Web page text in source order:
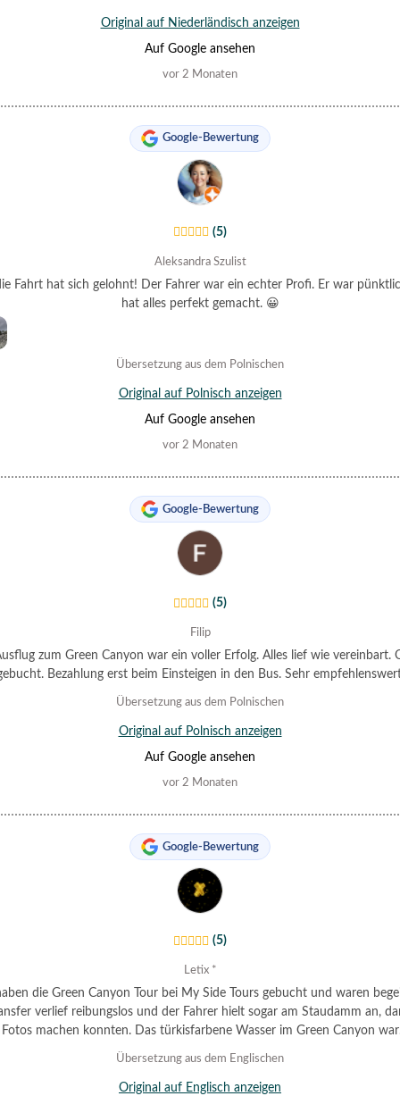
Original auf Niederländisch anzeigen
Auf Google ansehen
vor 2 Monaten
Google-Bewertung
(5)
Aleksandra Szulist
Fahrt hat sich gelohnt! Der Fahrer war ein echter Profi. Er war
hat alles perfekt gemacht. 😀
Übersetzung aus dem Polnischen
Original auf Polnisch anzeigen
Auf Google ansehen
vor 2 Monaten
Google-Bewertung
(5)
Filip
zum Green Canyon war ein voller Erfolg. Alles lief wie vereinbart.
Bezahlung erst beim Einsteigen in den Bus. Sehr
Übersetzung aus dem Polnischen
Original auf Polnisch anzeigen
Auf Google ansehen
vor 2 Monaten
Google-Bewertung
(5)
Letix *
die Green Canyon Tour bei My Side Tours gebucht und waren
verlief reibungslos und der Fahrer hielt sogar am Staudamm an,
Fotos machen konnten. Das türkisfarbene Wasser im Green Canyon war
und das Schwimmen dort ein Traum. Toll fanden wir auch,
Getränke auf dem Boot inklusive waren. Das Mittagsbuffet war
Ordnung. Die Kommunikation war während des gesamten
Übersetzung aus dem Englischen
Original auf Englisch anzeigen